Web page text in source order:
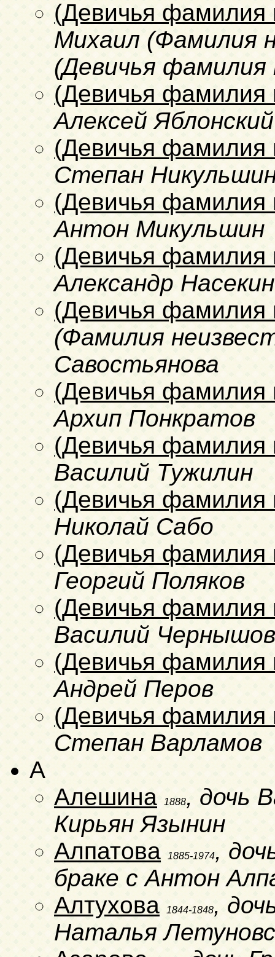
(Девичья фамилия
Михаил (Фамилия
(Девичья фамилия
(Девичья фамилия
Алексей Яблонский
(Девичья фамилия
Степан
(Девичья фамилия
Антон Микульшин
(Девичья фамилия
Александр Насекин
(Девичья фамилия
(Фамилия
Савостьянова
(Девичья фамилия
Архип Понкратов
(Девичья фамилия
Василий Тужилин
(Девичья фамилия
Николай Сабо
(Девичья фамилия
Георгий Поляков
(Девичья фамилия
Василий Чернышов
(Девичья фамилия
Андрей Перов
(Девичья фамилия
Степан Варламов
A
Алешина
1888, дочь
Кирьян Язынин
Алпатова
1885-1974,
браке с Антон
Алтухова
1844-1848,
Наталья